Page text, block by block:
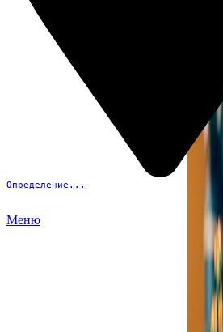
Определение...
Меню